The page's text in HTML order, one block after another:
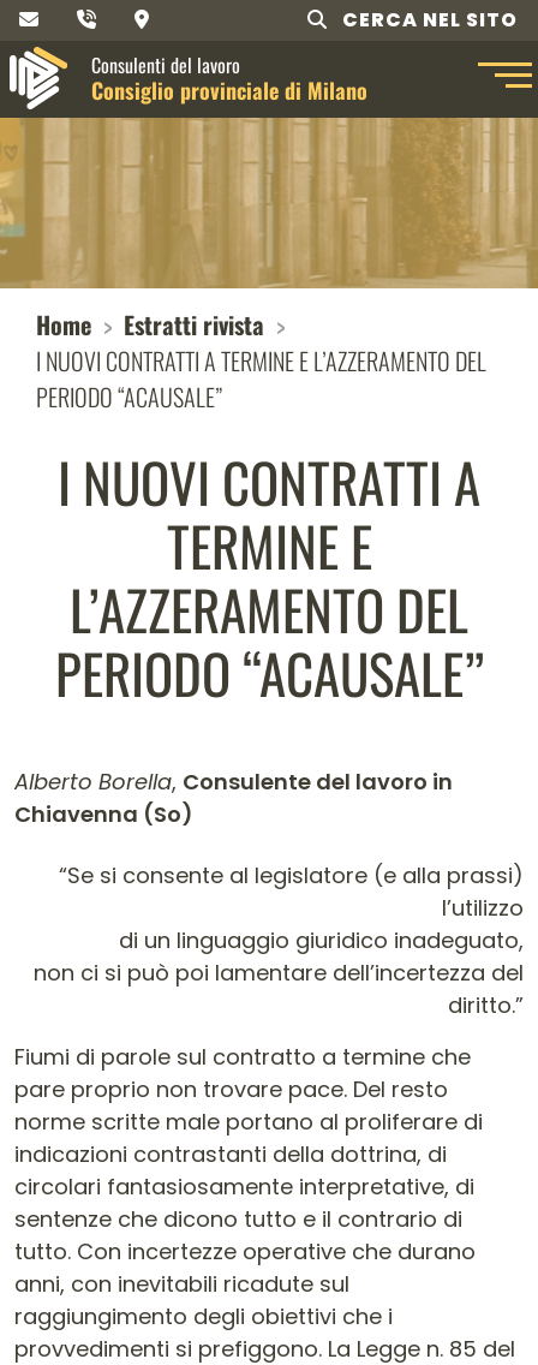
CERCA NEL SITO
Consulenti del lavoro
Consiglio provinciale di Milano
Home
Estratti rivista
I NUOVI CONTRATTI A TERMINE E L’AZZERAMENTO DEL
PERIODO “ACAUSALE”
I NUOVI CONTRATTI A
TERMINE E
L’AZZERAMENTO DEL
PERIODO “ACAUSALE”
Alberto Borella, Consulente del lavoro in
Chiavenna (So)
Contenuto dell'articolo
“Se si consente al legislatore (e alla prassi)
l’utilizzo
di un linguaggio giuridico inadeguato,
non ci si può poi lamentare dell’incertezza del
diritto.”
Fiumi di parole sul contratto a termine che
pare proprio non trovare pace. Del resto
norme scritte male portano al proliferare di
indicazioni contrastanti della dottrina, di
circolari fantasiosamente interpretative, di
sentenze che dicono tutto e il contrario di
tutto. Con incertezze operative che durano
anni, con inevitabili ricadute sul
raggiungimento degli obiettivi che i
provvedimenti si prefiggono. La Legge n. 85 del